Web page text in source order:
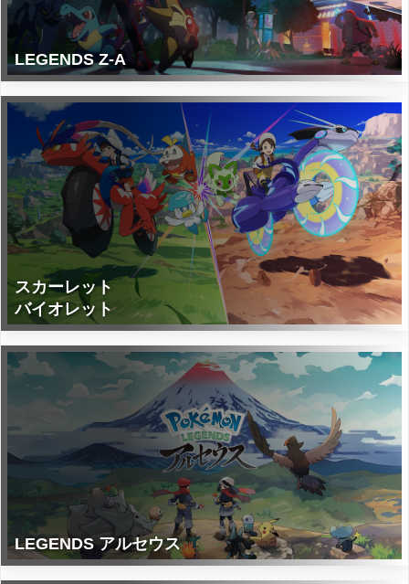
LEGENDS Z-A
スカーレット
バイオレット
LEGENDS アルセウス